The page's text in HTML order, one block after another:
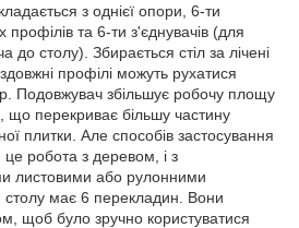
з однієї опори, 6-ти
та 6-ти з'єднувачів (для
до столу). Збирається стіл за лічені
профілі можуть рухатися
Подовжувач збільшує робочу площу
перекриває більшу частину
плитки. Але способів застосування
робота з деревом, і з
листовими або рулонними
має 6 перекладин. Вони
щоб було зручно користуватися